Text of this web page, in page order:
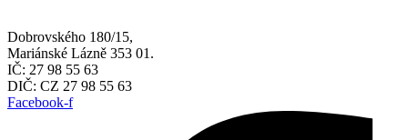
Dobrovského 180/15,
Mariánské Lázně 353 01.
IČ: 27 98 55 63
DIČ: CZ 27 98 55 63
Facebook-f